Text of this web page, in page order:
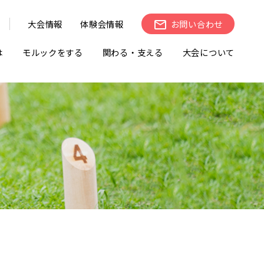
大会情報 体験会情報 お問い合わせ
モルックをする 関わる・支える 大会について